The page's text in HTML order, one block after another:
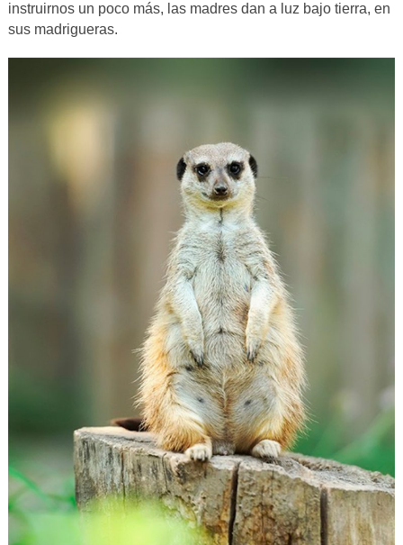
instruirnos un poco más, las madres dan a luz bajo tierra, en
sus madrigueras.